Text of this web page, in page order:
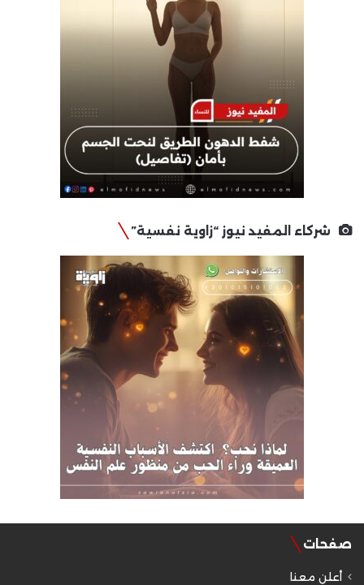
شركاء المفيد نيوز “زاوية نفسية”
صفحات
أعلن معنا